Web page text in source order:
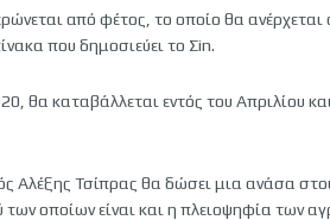
από φέτος, το οποίο θα ανέρχεται
που δημοσιεύει το Σin.
θα καταβάλλεται εντός του Απριλίου
Αλέξης Τσίπρας θα δώσει μια ανάσα
των οποίων είναι και η πλειοψηφία των